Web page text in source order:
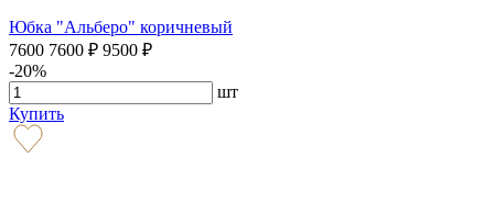
Юбка "Альберо" коричневый
7600 7600 ₽ 9500 ₽
-20%
шт
Купить